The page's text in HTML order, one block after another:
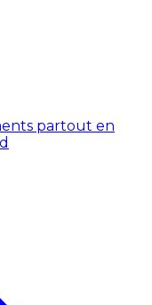
partout en